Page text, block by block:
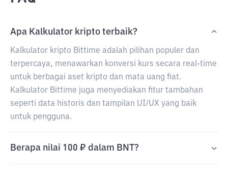
Apa Kalkulator kripto terbaik?
Kalkulator kripto Bittime adalah pilihan populer dan
terpercaya, menawarkan konversi kurs secara real-time
untuk berbagai aset kripto dan mata uang fiat.
Kalkulator Bittime juga menyediakan fitur tambahan
seperti data historis dan tampilan UI/UX yang baik
untuk pengguna.
Berapa nilai 100 ₽ dalam BNT?